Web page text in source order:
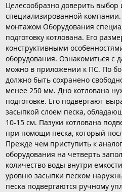
Целесообразно доверить
специализированной
монтажом Оборудования
подготовку котлована. Его
конструктивными
оборудования. Ознакомиться с
можно в приложении к ПС. По
должно быть сохранено
менее 250 мм. Дно котлована
подготовке. Его подвергают
засыпкой слоем песка,
10-15 см. Пазухи котлована
при помощи песка, который
Прежде чем приступить к
оборудования на четверть
количество воды внутри
уровню засыпки песком
песка подвергаются ручному